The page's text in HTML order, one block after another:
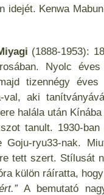
idejét. Kenwa
(1888-1953):
Nyolc
tizennégy éves
val, aki
halála után
tanult. 1930-
Goju-ryu33-nak.
tett szert. Stílusát
külön ráíratta,
A bemutató